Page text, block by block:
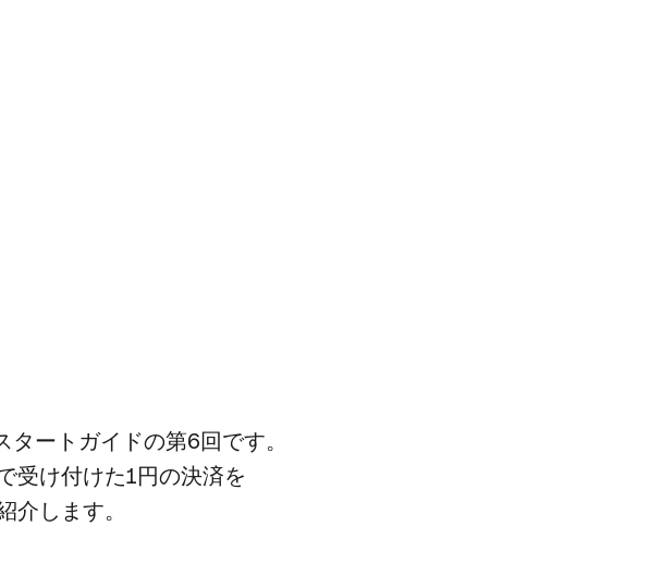
ートガイドの​第6回です。​
受け付けた​1円の​決済を​
介します。